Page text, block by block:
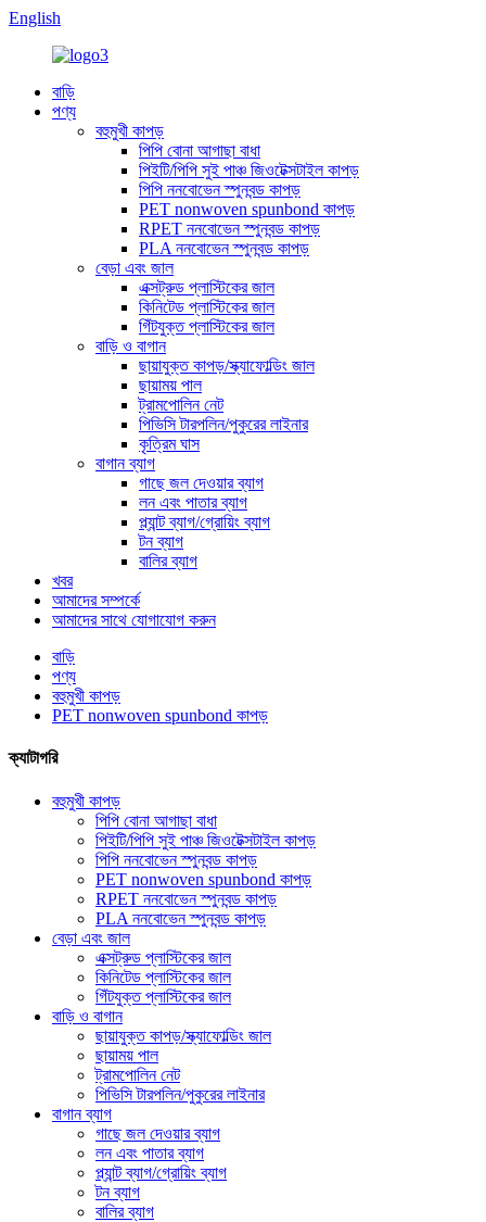
English
বাড়ি
পণ্য
বহুমুখী কাপড়
পিপি বোনা আগাছা বাধা
পিইটি/পিপি সুই পাঞ্চ জিওটেক্সটাইল কাপড়
পিপি ননবোভেন স্পুনবন্ড কাপড়
PET nonwoven spunbond কাপড়
RPET ননবোভেন স্পুনবন্ড কাপড়
PLA ননবোভেন স্পুনবন্ড কাপড়
বেড়া এবং জাল
এক্সট্রুড প্লাস্টিকের জাল
কিনিটেড প্লাস্টিকের জাল
গিঁটযুক্ত প্লাস্টিকের জাল
বাড়ি ও বাগান
ছায়াযুক্ত কাপড়/স্ক্যাফোল্ডিং জাল
ছায়াময় পাল
ট্রামপোলিন নেট
পিভিসি টারপলিন/পুকুরের লাইনার
কৃত্রিম ঘাস
বাগান ব্যাগ
গাছে জল দেওয়ার ব্যাগ
লন এবং পাতার ব্যাগ
প্ল্যান্ট ব্যাগ/গ্রোয়িং ব্যাগ
টন ব্যাগ
বালির ব্যাগ
খবর
আমাদের সম্পর্কে
আমাদের সাথে যোগাযোগ করুন
বাড়ি
পণ্য
বহুমুখী কাপড়
PET nonwoven spunbond কাপড়
ক্যাটাগরি
বহুমুখী কাপড়
পিপি বোনা আগাছা বাধা
পিইটি/পিপি সুই পাঞ্চ জিওটেক্সটাইল কাপড়
পিপি ননবোভেন স্পুনবন্ড কাপড়
PET nonwoven spunbond কাপড়
RPET ননবোভেন স্পুনবন্ড কাপড়
PLA ননবোভেন স্পুনবন্ড কাপড়
বেড়া এবং জাল
এক্সট্রুড প্লাস্টিকের জাল
কিনিটেড প্লাস্টিকের জাল
গিঁটযুক্ত প্লাস্টিকের জাল
বাড়ি ও বাগান
ছায়াযুক্ত কাপড়/স্ক্যাফোল্ডিং জাল
ছায়াময় পাল
ট্রামপোলিন নেট
পিভিসি টারপলিন/পুকুরের লাইনার
বাগান ব্যাগ
গাছে জল দেওয়ার ব্যাগ
লন এবং পাতার ব্যাগ
প্ল্যান্ট ব্যাগ/গ্রোয়িং ব্যাগ
টন ব্যাগ
বালির ব্যাগ